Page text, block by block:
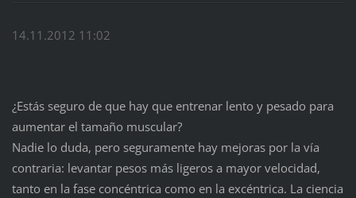
14.11.2012 11:02
¿Estás seguro de que hay que entrenar lento y pesado para
aumentar el tamaño muscular?
Nadie lo duda, pero seguramente hay mejoras por la vía
contraria: levantar pesos más ligeros a mayor velocidad,
tanto en la fase concéntrica como en la excéntrica. La ciencia